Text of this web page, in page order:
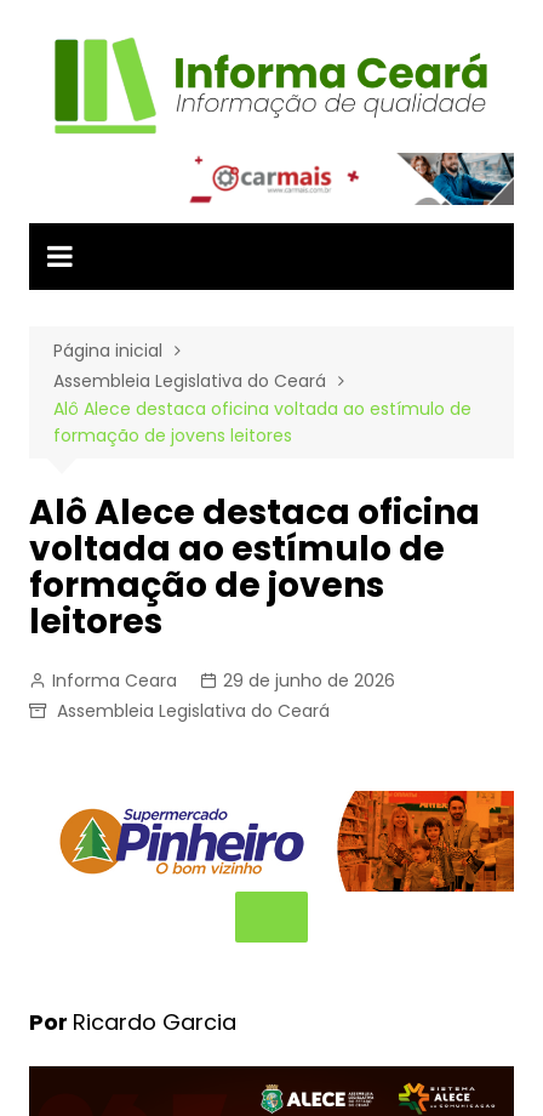
Página inicial
Assembleia Legislativa do Ceará
Alô Alece destaca oficina voltada ao estímulo de
formação de jovens leitores
Alô Alece destaca oficina
voltada ao estímulo de
formação de jovens
leitores
Informa Ceara
29 de junho de 2026
Assembleia Legislativa do Ceará
Por Ricardo Garcia